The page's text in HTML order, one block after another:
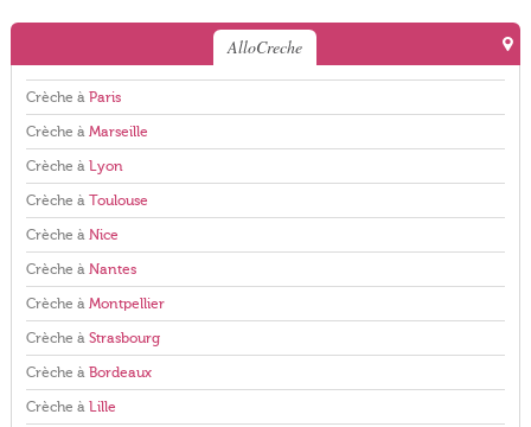
AlloCreche
Crèche à Paris
Crèche à Marseille
Crèche à Lyon
Crèche à Toulouse
Crèche à Nice
Crèche à Nantes
Crèche à Montpellier
Crèche à Strasbourg
Crèche à Bordeaux
Crèche à Lille